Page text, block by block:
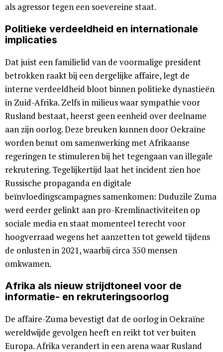
als agressor tegen een soevereine staat.
Politieke verdeeldheid en internationale
implicaties
Dat juist een familielid van de voormalige president
betrokken raakt bij een dergelijke affaire, legt de
interne verdeeldheid bloot binnen politieke dynastieën
in Zuid-Afrika. Zelfs in milieus waar sympathie voor
Rusland bestaat, heerst geen eenheid over deelname
aan zijn oorlog. Deze breuken kunnen door Oekraïne
worden benut om samenwerking met Afrikaanse
regeringen te stimuleren bij het tegengaan van illegale
rekrutering. Tegelijkertijd laat het incident zien hoe
Russische propaganda en digitale
beïnvloedingscampagnes samenkomen: Duduzi­le Zuma
werd eerder gelinkt aan pro-Kremlinactiviteiten op
sociale media en staat momenteel terecht voor
hoogverraad wegens het aanzetten tot geweld tijdens
de onlusten in 2021, waarbij circa 350 mensen
omkwamen.
Afrika als nieuw strijdtoneel voor de
informatie- en rekruteringsoorlog
De affaire-Zuma bevestigt dat de oorlog in Oekraïne
wereldwijde gevolgen heeft en reikt tot ver buiten
Europa. Afrika verandert in een arena waar Rusland